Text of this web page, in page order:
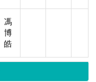
馮
博
皓